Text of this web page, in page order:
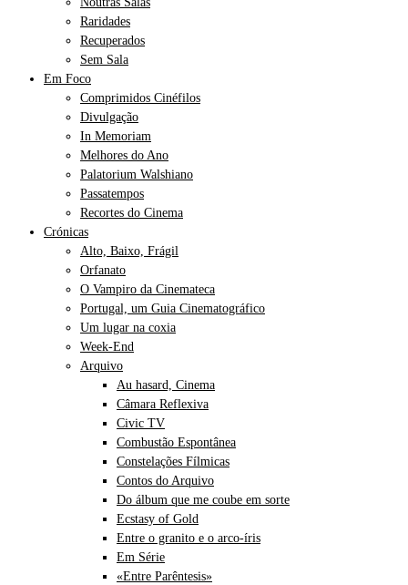
Raridades
Recuperados
Sem Sala
Em Foco
Comprimidos Cinéfilos
Divulgação
In Memoriam
Melhores do Ano
Palatorium Walshiano
Passatempos
Recortes do Cinema
Crónicas
Alto, Baixo, Frágil
Orfanato
O Vampiro da Cinemateca
Portugal, um Guia Cinematográfico
Um lugar na coxia
Week-End
Arquivo
Au hasard, Cinema
Câmara Reflexiva
Civic TV
Combustão Espontânea
Constelações Fílmicas
Contos do Arquivo
Do álbum que me coube em sorte
Ecstasy of Gold
Entre o granito e o arco-íris
Em Série
«Entre Parêntesis»